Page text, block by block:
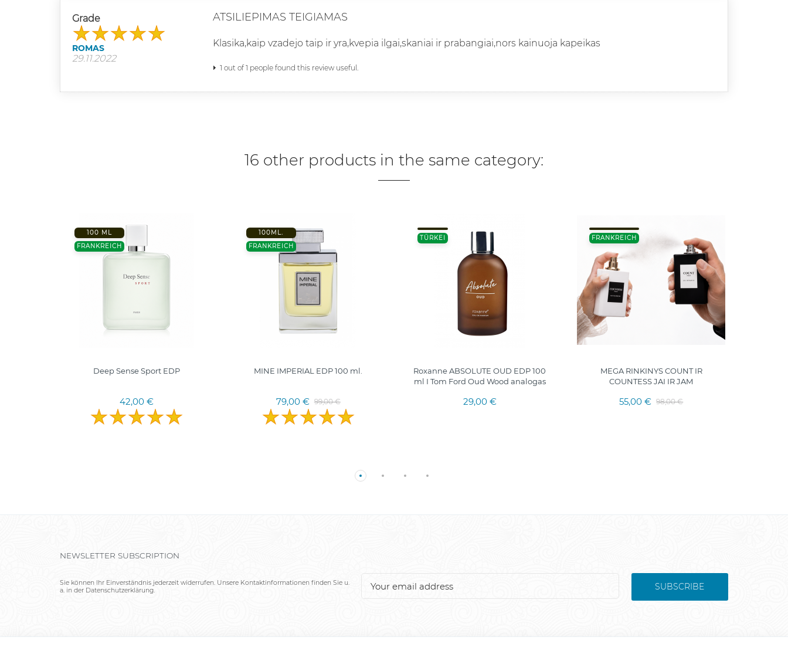
Grade
ROMAS
29.11.2022
ATSILIEPIMAS TEIGIAMAS
Klasika,kaip vzadejo taip ir yra,kvepia ilgai,skaniai ir prabangiai,nors kainuoja kapeikas
1 out of 1 people found this review useful.
16 other products in the same category:
100 ML
FRANKREICH
Deep Sense Sport EDP
42,00 €
100ML.
FRANKREICH
MINE IMPERIAL EDP 100 ml.
79,00 € 99,00 €
TÜRKEI
Roxanne ABSOLUTE OUD EDP 100
ml I Tom Ford Oud Wood analogas
29,00 €
FRANKREICH
MEGA RINKINYS COUNT IR
COUNTESS JAI IR JAM
55,00 € 98,00 €
NEWSLETTER SUBSCRIPTION
Sie können Ihr Einverständnis jederzeit widerrufen. Unsere Kontaktinformationen finden Sie u.
a. in der Datenschutzerklärung.
SUBSCRIBE